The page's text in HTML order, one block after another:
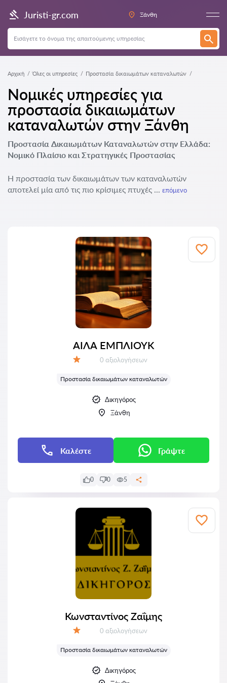
Juristi-gr.com Ξάνθη
Αρχική Όλες οι υπηρεσίες Προστασία δικαιωμάτων καταναλωτών
Νομικές υπηρεσίες για
προστασία δικαιωμάτων
καταναλωτών στην Ξάνθη
Προστασία Δικαιωμάτων Καταναλωτών στην Ελλάδα:
Νομικό Πλαίσιο και Στρατηγικές Προστασίας
Η προστασία των δικαιωμάτων των καταναλωτών
αποτελεί μία από τις πιο κρίσιμες πτυχές ... επόμενο
ΑΙΛΑ ΕΜΠΛΙΟΥΚ
Αξιολογήσεις:
0 αξιολογήσεων
Προστασία δικαιωμάτων καταναλωτών
Δικηγόρος
Ξάνθη
Καλέστε Γράψτε
0 0 5
Κωνσταντίνος Ζαΐμης
Αξιολογήσεις:
0 αξιολογήσεων
Προστασία δικαιωμάτων καταναλωτών
Δικηγόρος